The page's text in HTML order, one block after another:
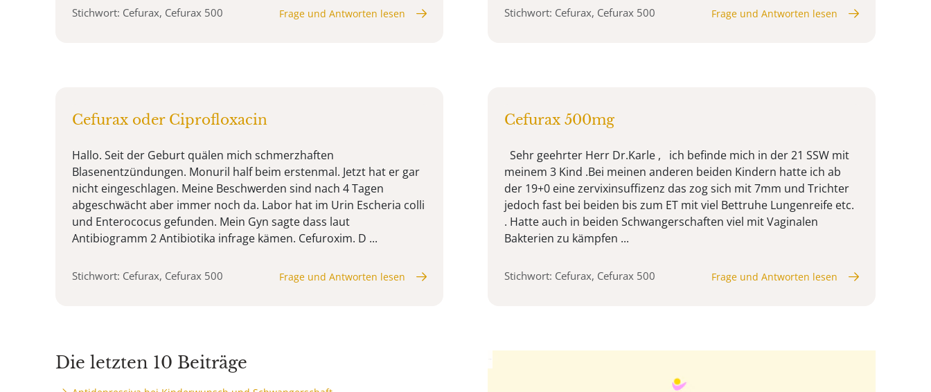
Stichwort: Cefurax, Cefurax 500 Frage und Antworten lesen Stichwort: Cefurax, Cefurax 500 Frage und Antworten lesen
Cefurax oder Ciprofloxacin
Hallo. Seit der Geburt quälen mich schmerzhaften
Blasenentzündungen. Monuril half beim erstenmal. Jetzt hat er gar
nicht eingeschlagen. Meine Beschwerden sind nach 4 Tagen
abgeschwächt aber immer noch da. Labor hat im Urin Escheria colli
und Enterococus gefunden. Mein Gyn sagte dass laut
Antibiogramm 2 Antibiotika infrage kämen. Cefuroxim. D ...
Stichwort: Cefurax, Cefurax 500 Frage und Antworten lesen
Cefurax 500mg
Sehr geehrter Herr Dr.Karle , ich befinde mich in der 21 SSW mit
meinem 3 Kind .Bei meinen anderen beiden Kindern hatte ich ab
der 19+0 eine zervixinsuffizenz das zog sich mit 7mm und Trichter
jedoch fast bei beiden bis zum ET mit viel Bettruhe Lungenreife etc.
. Hatte auch in beiden Schwangerschaften viel mit Vaginalen
Bakterien zu kämpfen ...
Stichwort: Cefurax, Cefurax 500 Frage und Antworten lesen
Die letzten 10 Beiträge